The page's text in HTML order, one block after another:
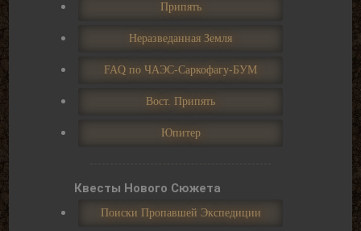
Припять
Неразведанная Земля
FAQ по ЧАЭС-Саркофагу-БУМ
Вост. Припять
Юпитер
Квесты Нового Сюжета
Поиски Пропавшей Экспедиции